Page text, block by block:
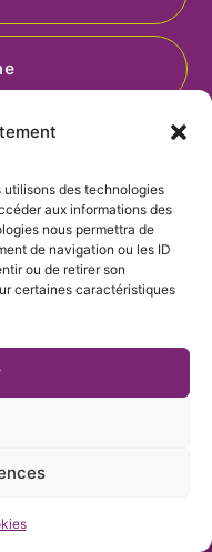
utilisons des technologies
aux informations des
nous permettra de
de navigation ou les ID
ou de retirer son
certaines caractéristiques
définir
SUIVANT⟶
(UE)
by Créaphiz